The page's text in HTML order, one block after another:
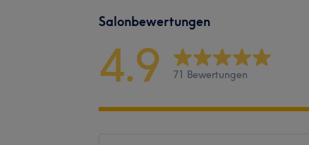
Salonbewertungen
4.9 71 Bewertungen